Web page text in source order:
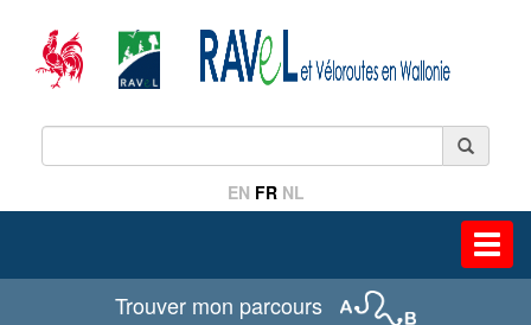
EN FR NL
Trouver mon parcours